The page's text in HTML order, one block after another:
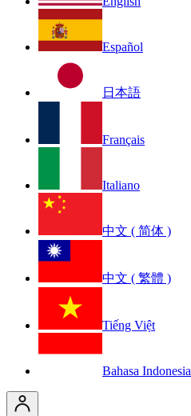
Español
日本語
Français
Italiano
中文 ( 简体 )
中文 ( 繁體 )
Tiếng Việt
Bahasa Indonesia